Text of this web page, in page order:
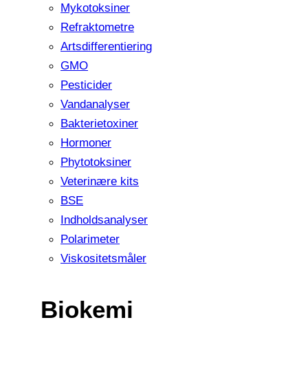
Mykotoksiner
Refraktometre
Artsdifferentiering
GMO
Pesticider
Vandanalyser
Bakterietoxiner
Hormoner
Phytotoksiner
Veterinære kits
BSE
Indholdsanalyser
Polarimeter
Viskositetsmåler
Biokemi